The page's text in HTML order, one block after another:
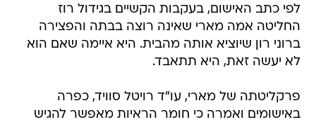
לפי כתב האישום, בעקבות הקשיים בגידול רוז
החליטה אמה מארי שאינה רוצה בבתה והפצירה
ברוני רון שיוציא אותה מהבית. היא איימה שאם הוא
לא יעשה זאת, היא תתאבד.
פרקליטתה של מארי, עו"ד רויטל סוויד, כפרה
באישומים ואמרה כי חומר הראיות מאפשר להגיש